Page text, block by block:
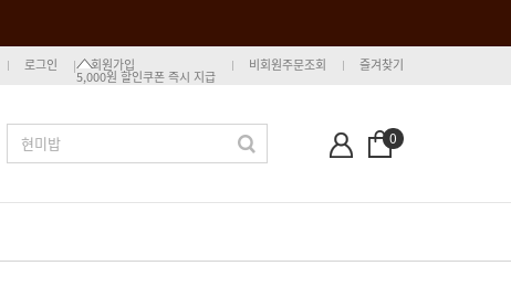
로그인 회원가입
5,000원 할인쿠폰 즉시 지급
비회원주문조회 즐겨찾기
0